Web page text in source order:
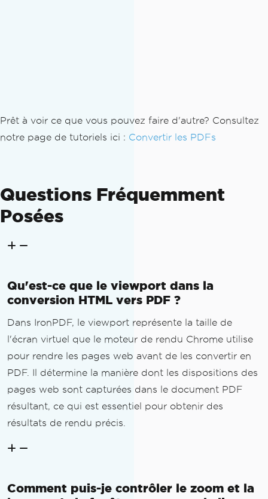
Prêt à voir ce que vous pouvez faire d'autre? Consultez
notre page de tutoriels ici : Convertir les PDFs
Questions Fréquemment
Posées
Qu'est-ce que le viewport dans la
conversion HTML vers PDF ?
Dans IronPDF, le viewport représente la taille de
l'écran virtuel que le moteur de rendu Chrome utilise
pour rendre les pages web avant de les convertir en
PDF. Il détermine la manière dont les dispositions des
pages web sont capturées dans le document PDF
résultant, ce qui est essentiel pour obtenir des
résultats de rendu précis.
Comment puis-je contrôler le zoom et la